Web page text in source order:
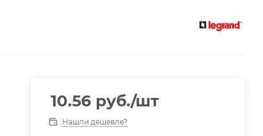
10.56 руб./шт
Нашли дешевле?